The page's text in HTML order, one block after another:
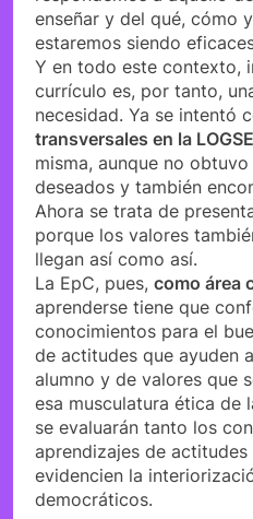
enseñar y del qué, cómo
estaremos siendo
Y en todo este contexto,
currículo es, por tanto,
necesidad. Ya se intentó
transversales en la LOGSE
misma, aunque no
deseados y también
Ahora se trata de
porque los valores
llegan así como así.
La EpC, pues, como área
aprenderse tiene que
conocimientos para el
de actitudes que ayuden
alumno y de valores que
esa musculatura ética de
se evaluarán tanto los
aprendizajes de
evidencien la
democráticos.